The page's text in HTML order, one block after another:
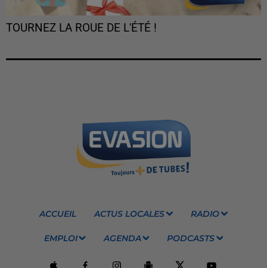
TOURNEZ LA ROUE DE L'ÉTÉ !
ACCUEIL ACTUS LOCALES RADIO
EMPLOI AGENDA PODCASTS